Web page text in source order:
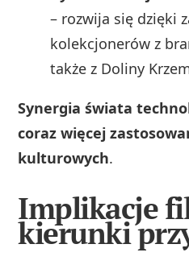
– rozwija się dzięki
kolekcjonerów z
także z Doliny
Synergia świata
coraz więcej
kulturowych.
Implikacje
kierunki